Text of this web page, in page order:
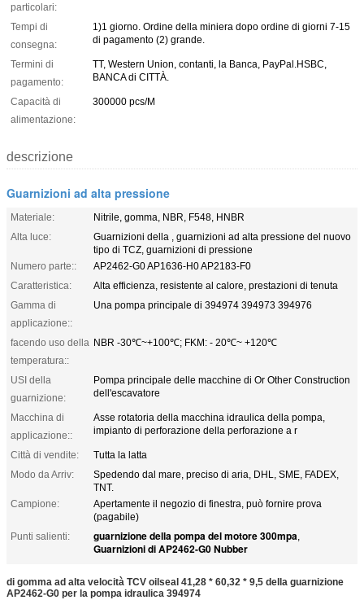
particolari:
Tempi di
consegna:
1)1 giorno. Ordine della miniera dopo ordine di giorni 7-15
di pagamento (2) grande.
Termini di
pagamento:
TT, Western Union, contanti, la Banca, PayPal.HSBC,
BANCA di CITTÀ.
Capacità di
alimentazione:
300000 pcs/M
descrizione
Guarnizioni ad alta pressione
Materiale:
Nitrile, gomma, NBR, F548, HNBR
Alta luce:
Guarnizioni della , guarnizioni ad alta pressione del nuovo
tipo di TCZ, guarnizioni di pressione
Numero parte::
AP2462-G0 AP1636-H0 AP2183-F0
Caratteristica:
Alta efficienza, resistente al calore, prestazioni di tenuta
Gamma di
applicazione::
Una pompa principale di 394974 394973 394976
facendo uso della
temperatura::
NBR -30℃~+100℃; FKM: - 20℃~ +120℃
USI della
guarnizione:
Pompa principale delle macchine di Or Other Construction
dell'escavatore
Macchina di
applicazione::
Asse rotatoria della macchina idraulica della pompa,
impianto di perforazione della perforazione a r
Città di vendite:
Tutta la latta
Modo da Arriv:
Spedendo dal mare, preciso di aria, DHL, SME, FADEX,
TNT.
Campione:
Apertamente il negozio di finestra, può fornire prova
(pagabile)
Punti salienti:
guarnizione della pompa del motore 300mpa,
Guarnizioni di AP2462-G0 Nubber
di gomma ad alta velocità TCV oilseal 41,28 * 60,32 * 9,5 della guarnizione
AP2462-G0 per la pompa idraulica 394974